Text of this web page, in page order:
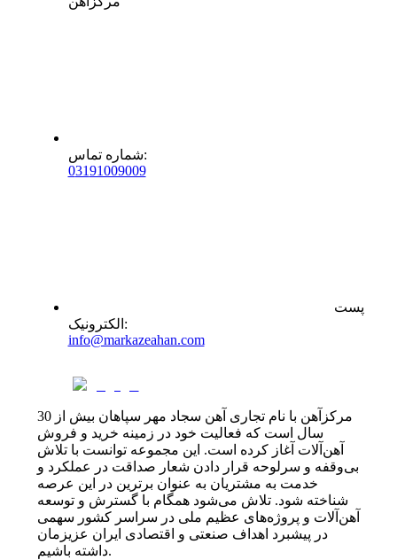
شماره تماس:
03191009009
پست
الکترونیک :
info@markazeahan.com
مرکزآهن با نام تجاری آهن سجاد مهر سپاهان بیش از 30
سال است که فعالیت خود در زمینه خرید و فروش
آهن‌آلات آغاز کرده است. این مجموعه توانست با تلاش
بی‌وقفه و سرلوحه قرار دادن شعار صداقت در عملکرد و
خدمت به مشتریان به عنوان برترین در این عرصه
شناخته شود. تلاش می‌شود همگام با گسترش و توسعه
آهن‌آلات و پروژه‌های عظیم ملی در سراسر کشور سهمی
در پیشبرد اهداف صنعتی و اقتصادی ایران عزیزمان
داشته باشیم.